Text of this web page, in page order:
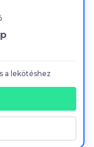
a lekötéshez